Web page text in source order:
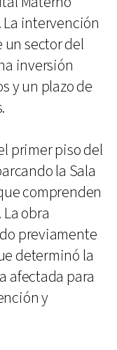
La intervención
sector del
inversión
y un plazo de
primer piso del
la Sala
comprenden
obra
previamente
determinó la
afectada para
y